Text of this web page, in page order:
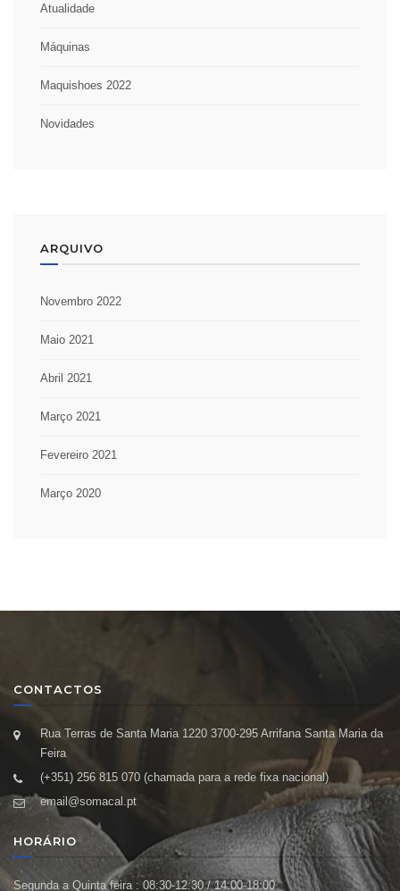
Atualidade
Máquinas
Maquishoes 2022
Novidades
ARQUIVO
Novembro 2022
Maio 2021
Abril 2021
Março 2021
Fevereiro 2021
Março 2020
CONTACTOS
Rua Terras de Santa Maria 1220 3700-295 Arrifana Santa Maria da
Feira
(+351) 256 815 070 (chamada para a rede fixa nacional)
email@somacal.pt
HORÁRIO
Segunda a Quinta feira : 08:30-12:30 / 14:00-18:00